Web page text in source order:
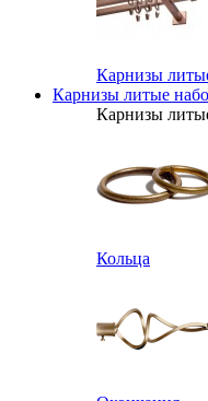
Карнизы
Карнизы литые
Карнизы
Кольца